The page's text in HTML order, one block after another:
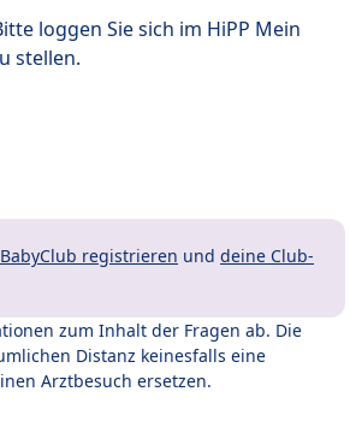
loggen Sie sich im HiPP Mein
stellen.
registrieren und deine Club-
zum Inhalt der Fragen ab. Die
Distanz keinesfalls eine
Arztbesuch ersetzen.